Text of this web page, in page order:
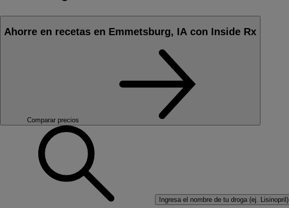
Ahorre en recetas en Emmetsburg, IA con Inside Rx
Comparar precios
Ingresa el nombre de tu droga (ej. Lisinopril)